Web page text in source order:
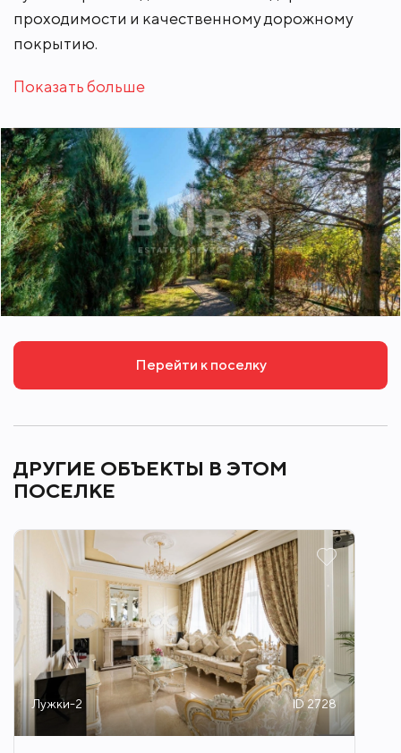
проходимости и качественному дорожному
покрытию.
Показать больше
Перейти к поселку
ДРУГИЕ ОБЪЕКТЫ В ЭТОМ
ПОСЕЛКЕ
Лужки-2 ID 2728